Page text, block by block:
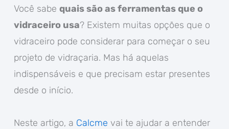
Você sabe quais são as ferramentas que o
vidraceiro usa? Existem muitas opções que o
vidraceiro pode considerar para começar o seu
projeto de vidraçaria. Mas há aquelas
indispensáveis e que precisam estar presentes
desde o início.
Neste artigo, a Calcme vai te ajudar a entender